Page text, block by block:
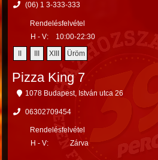
(06) 1 3-333-333
Rendelésfelvétel
H - V:
10:00-22:30
II III XIII Üröm
Pizza King 7
1078 Budapest, István utca 26
06302709454
Rendelésfelvétel
H - V:
Zárva